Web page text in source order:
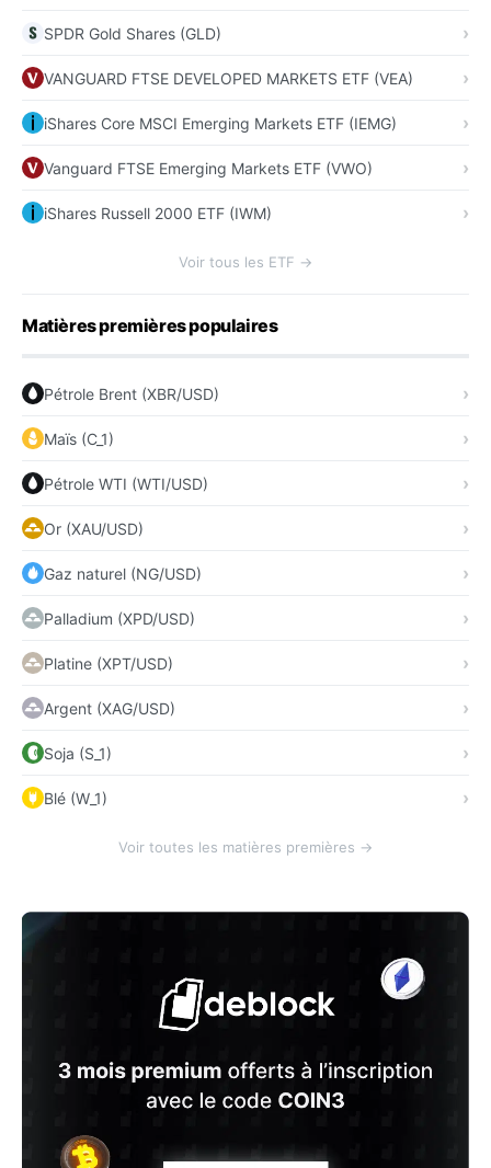
SPDR Gold Shares (GLD)
VANGUARD FTSE DEVELOPED MARKETS ETF (VEA)
iShares Core MSCI Emerging Markets ETF (IEMG)
Vanguard FTSE Emerging Markets ETF (VWO)
iShares Russell 2000 ETF (IWM)
Voir tous les ETF →
Matières premières populaires
Pétrole Brent (XBR/USD)
Maïs (C_1)
Pétrole WTI (WTI/USD)
Or (XAU/USD)
Gaz naturel (NG/USD)
Palladium (XPD/USD)
Platine (XPT/USD)
Argent (XAG/USD)
Soja (S_1)
Blé (W_1)
Voir toutes les matières premières →